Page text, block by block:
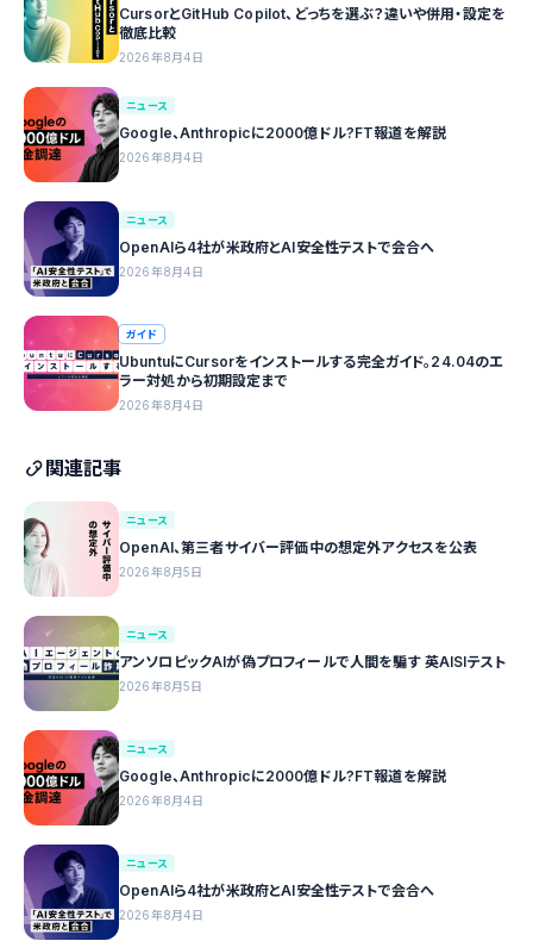
CursorとGitHub Copilot、どっちを選ぶ？違いや併用・設定を
徹底比較
2026年8月4日
ニュース
Google、Anthropicに2000億ドル?FT報道を解説
2026年8月4日
ニュース
OpenAIら4社が米政府とAI安全性テストで会合へ
2026年8月4日
ガイド
UbuntuにCursorをインストールする完全ガイド。24.04のエ
ラー対処から初期設定まで
2026年8月4日
関連記事
ニュース
OpenAI、第三者サイバー評価中の想定外アクセスを公表
2026年8月5日
ニュース
アンソロピックAIが偽プロフィールで人間を騙す 英AISIテスト
2026年8月5日
ニュース
Google、Anthropicに2000億ドル?FT報道を解説
2026年8月4日
ニュース
OpenAIら4社が米政府とAI安全性テストで会合へ
2026年8月4日